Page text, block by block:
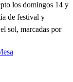
los domingos 14 y
de festival y
sol, marcadas por